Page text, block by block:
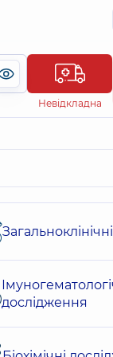
Невідкладна
дослідження